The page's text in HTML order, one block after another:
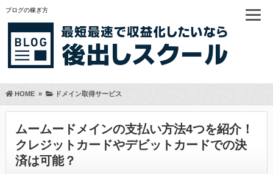
ブログの稼ぎ方
HOME» ドメイン取得サービス
ムームードメインの支払い方法4つを紹介！
クレジットカードやデビットカードでの決
済は可能？